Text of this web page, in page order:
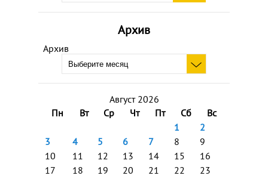
Архив
Архив
Август 2026
Пн
Вт Ср Чт Пт Сб
Вс
1
2
3
4 5 6 7 8
9
10
11 12 13 14 15
16
17
18 19 20 21 22
23